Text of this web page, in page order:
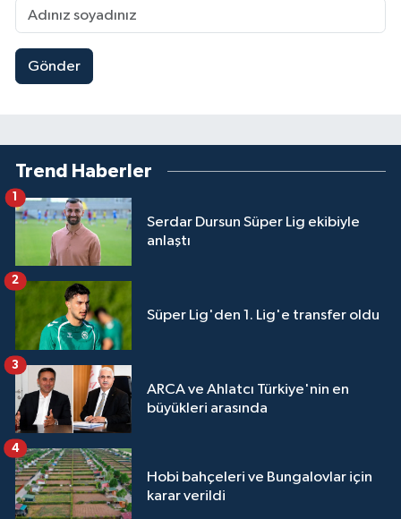
Gönder
Trend Haberler
Serdar Dursun Süper Lig ekibiyle
anlaştı
1
Süper Lig'den 1. Lig'e transfer oldu
2
ARCA ve Ahlatcı Türkiye'nin en
büyükleri arasında
3
Hobi bahçeleri ve Bungalovlar için
karar verildi
4